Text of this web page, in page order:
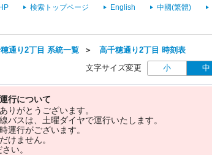
検索トップページ English 中國(繁體)
通り2丁目 系統一覧 ＞ 高千穂通り2丁目 時刻表
文字サイズ変更 小 中
行について
りがとうございます。
バスは、土曜ダイヤで運行いたします。
運行がございます。
けません。
い。